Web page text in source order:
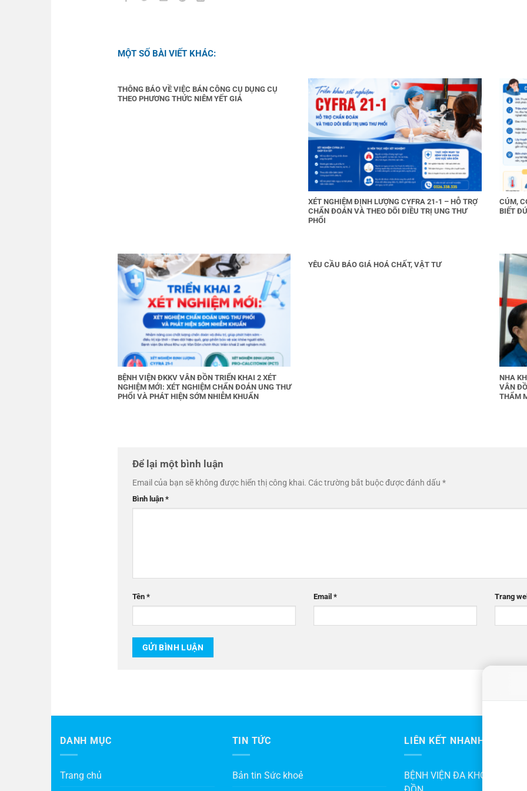
MỘT SỐ BÀI VIẾT KHÁC:
THÔNG BÁO VỀ VIỆC BÁN CÔNG CỤ DỤNG CỤ
THEO PHƯƠNG THỨC NIÊM YẾT GIÁ
XÉT NGHIỆM ĐỊNH LƯỢNG CYFRA 21-1 – HỖ TRỢ
CHẨN ĐOÁN VÀ THEO DÕI ĐIỀU TRỊ UNG THƯ
PHỔI
CÚM,
BIẾT
BỆNH VIỆN ĐKKV VÂN ĐỒN TRIỂN KHAI 2 XÉT
NGHIỆM MỚI: XÉT NGHIỆM CHẨN ĐOÁN UNG THƯ
PHỔI VÀ PHÁT HIỆN SỚM NHIỄM KHUẨN
YÊU CẦU BÁO GIÁ HOÁ CHẤT, VẬT TƯ
NHA
VÂN
THẨM
Để lại một bình luận
Email của bạn sẽ không được hiển thị công khai. Các trường bắt buộc được đánh dấu *
Bình luận *
Tên * Email * Trang
DANH MỤC
Trang chủ
TIN TỨC
Bản tin Sức khoẻ
LIÊN KẾT NHANH
BỆNH VIỆN ĐA KHOA KHU